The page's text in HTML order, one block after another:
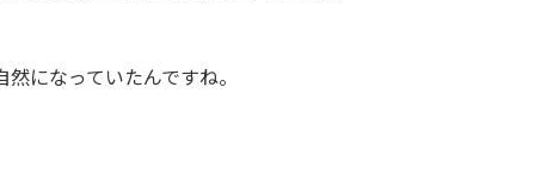
になっていたんですね。